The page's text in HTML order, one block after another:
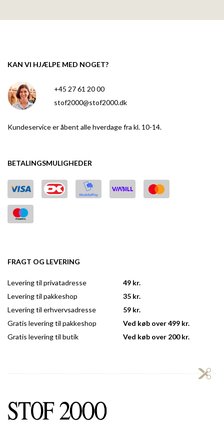
KAN VI HJÆLPE MED NOGET?
+45 27 61 20 00
stof2000@stof2000.dk
Kundeservice er åbent alle hverdage fra kl. 10-14.
BETALINGSMULIGHEDER
FRAGT OG LEVERING
Levering til privatadresse
Levering til pakkeshop
Levering til erhvervsadresse
Gratis levering til pakkeshop
Gratis levering til butik
49 kr.
35 kr.
59 kr.
Ved køb over 499 kr.
Ved køb over 200 kr.